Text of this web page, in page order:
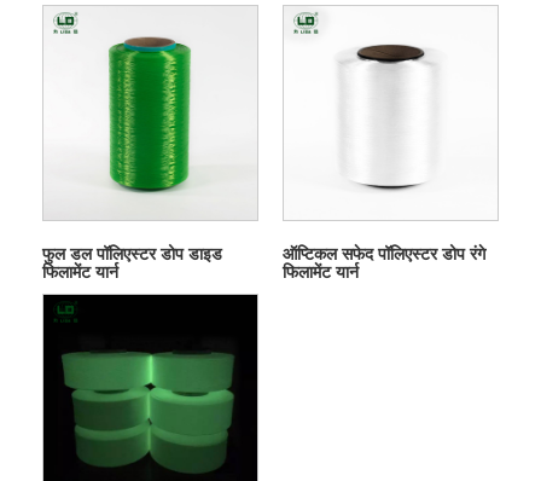
फुल डल पॉलिएस्टर डोप डाइड
फिलामेंट यार्न
ऑप्टिकल सफेद पॉलिएस्टर डोप रंगे
फिलामेंट यार्न